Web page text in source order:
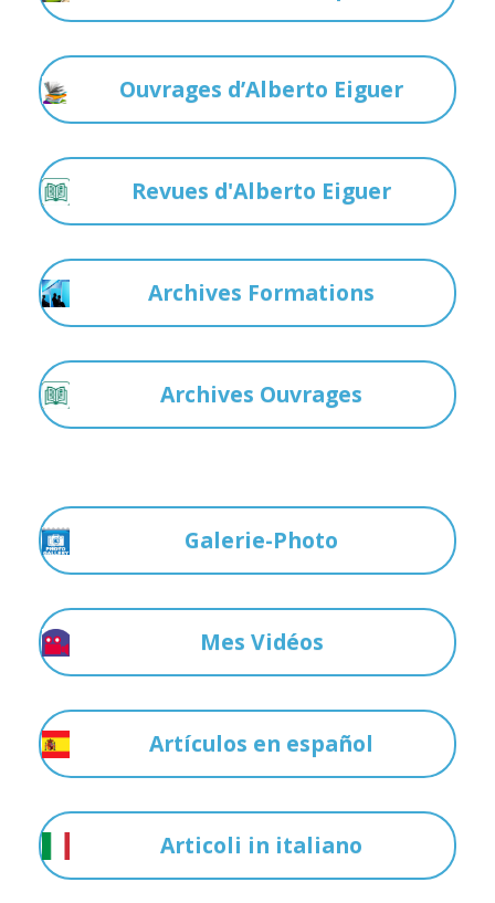
Ouvrages d’Alberto Eiguer
Revues d'Alberto Eiguer
Archives Formations
Archives Ouvrages
Galerie-Photo
Mes Vidéos
Artículos en español
Articoli in italiano